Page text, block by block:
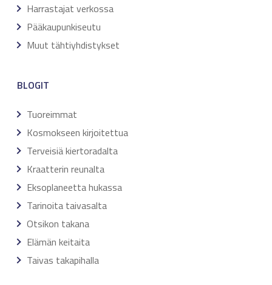
Harrastajat verkossa
Pääkaupunkiseutu
Muut tähtiyhdistykset
BLOGIT
Tuoreimmat
Kosmokseen kirjoitettua
Terveisiä kiertoradalta
Kraatterin reunalta
Eksoplaneetta hukassa
Tarinoita taivasalta
Otsikon takana
Elämän keitaita
Taivas takapihalla